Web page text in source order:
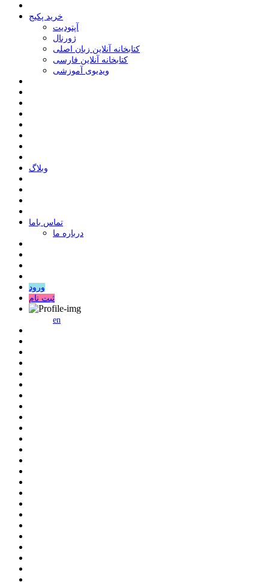
خرید پکیج
ﺁﭘﺘﻮﺩﯾﺖ
ﮊﻭﺭﻧﺎﻝ
کتابخانه آنلاین زبان اصلی
کتابخانه آنلاین فارسی
ویدیوی آموزشی
وبلاگ
ﺗﻤﺎﺱ ﺑﺎﻣﺎ
درباره ما
ورود
ثبت نام
en